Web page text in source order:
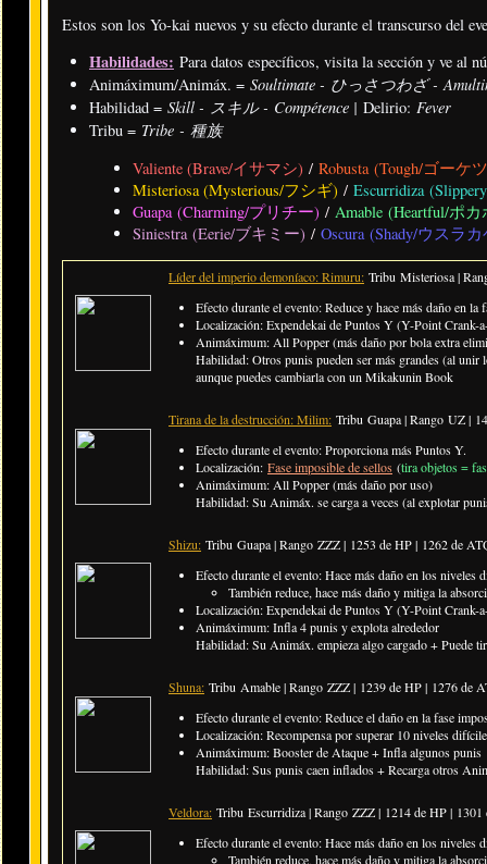
Estos son los Yo-kai nuevos y su efecto durante el transcurso del
Habilidades: Para datos específicos, visita la sección y ve al
Animáximum/Animáx. = Soultimate - ひっさつわざ -
Habilidad = Skill - スキル - Compétence | Delirio: Fever
Tribu = Tribe - 種族
Valiente (Brave/イサマシ) / Robusta (Tough/ゴーケ
Misteriosa (Mysterious/フシギ) / Escurridiza
Guapa (Charming/プリチー) / Amable (Heartful/ポ
Siniestra (Eerie/ブキミー) / Oscura (Shady/ウスラ
Líder del imperio demoníaco: Rimuru: Tribu Misteriosa |
Efecto durante el evento: Reduce y hace más daño en la
Localización: Expendekai de Puntos Y (Y-Point Crank-
Animáximum: All Popper (más daño por bola extra
Habilidad: Otros punis pueden ser más grandes (al unir
aunque puedes cambiarla con un Mikakunin Book
Tirana de la destrucción: Milim: Tribu Guapa | Rango UZ |
Efecto durante el evento: Proporciona más Puntos Y.
Localización: Fase imposible de sellos (tira objetos =
Animáximum: All Popper (más daño por uso)
Habilidad: Su Animáx. se carga a veces (al explotar
Shizu: Tribu Guapa | Rango ZZZ | 1253 de HP | 1262 de
Efecto durante el evento: Hace más daño en los niveles
También reduce, hace más daño y mitiga la
Localización: Expendekai de Puntos Y (Y-Point Crank-
Animáximum: Infla 4 punis y explota alrededor
Habilidad: Su Animáx. empieza algo cargado + Puede
Shuna: Tribu Amable | Rango ZZZ | 1239 de HP | 1276 de
Efecto durante el evento: Reduce el daño en la fase
Localización: Recompensa por superar 10 niveles
Animáximum: Booster de Ataque + Infla algunos punis
Habilidad: Sus punis caen inflados + Recarga otros
Veldora: Tribu Escurridiza | Rango ZZZ | 1214 de HP |
Efecto durante el evento: Hace más daño en los niveles
También reduce, hace más daño y mitiga la